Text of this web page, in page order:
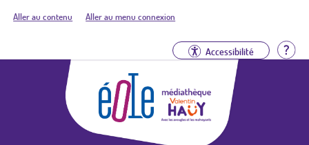
Aller au contenu Aller au menu connexion
Accessibilité